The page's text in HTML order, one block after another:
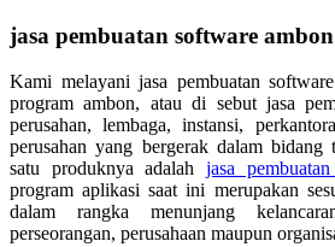
jasa pembuatan software ambon
Kami melayani jasa pembuatan
program ambon, atau di sebut jasa
perusahan, lembaga, instansi,
perusahan yang bergerak dalam
satu produknya adalahjasa
program aplikasi saat ini merupakan
dalam rangka menunjang
perseorangan, perusahaan maupun